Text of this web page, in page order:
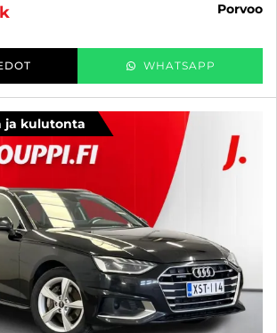
porvoo
WHATSAPP
ja kulutonta